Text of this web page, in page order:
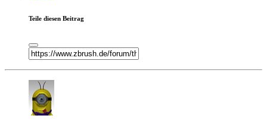
Teile diesen Beitrag